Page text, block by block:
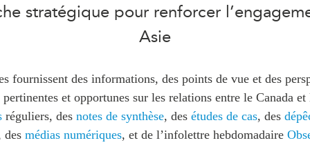
CanWIN
Attachés supérieurs de recherche
ABAC
PECC
CSCAP
Dans
Nos
Podcast
stratégique pour renforcer
Asie
fournissent des informations, des points de vue et des
et opportunes sur les relations entre le Canada et
réguliers, des notes de synthèse, des études de cas, des
des médias numériques, et de l’infolettre hebdomadaire